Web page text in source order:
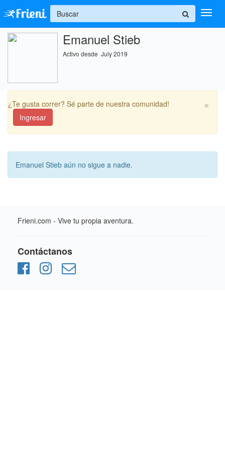
Ayuda
+
Emanuel Stieb
Activo desde July 2019
×
¿Te gusta correr? Sé parte de nuestra comunidad!
Ingresar
Emanuel Stieb aún no sigue a nadie.
Frieni.com - Vive tu propia aventura.
Contáctanos